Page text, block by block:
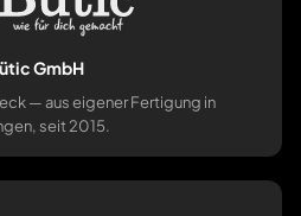
GmbH
— aus eigener Fertigung in
seit 2015.